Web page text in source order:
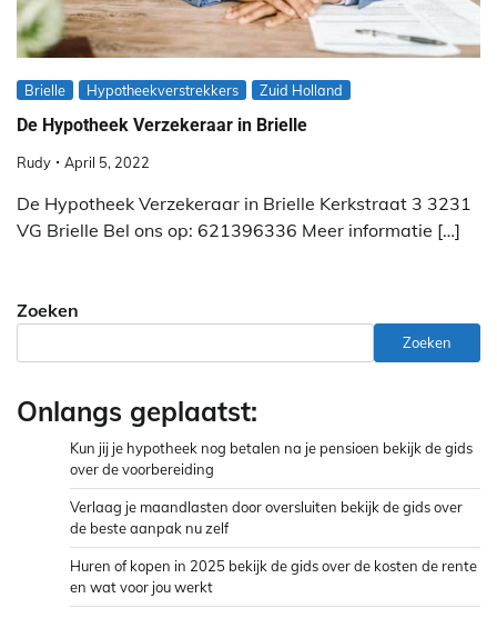
Brielle Hypotheekverstrekkers Zuid Holland
De Hypotheek Verzekeraar in Brielle
Rudy April 5, 2022
De Hypotheek Verzekeraar in Brielle Kerkstraat 3 3231
VG Brielle Bel ons op: 621396336 Meer informatie […]
Zoeken
Zoeken
Onlangs geplaatst:
Kun jij je hypotheek nog betalen na je pensioen bekijk de gids
over de voorbereiding
Verlaag je maandlasten door oversluiten bekijk de gids over
de beste aanpak nu zelf
Huren of kopen in 2025 bekijk de gids over de kosten de rente
en wat voor jou werkt